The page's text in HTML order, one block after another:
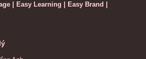
| Easy Learning | Easy Brand |